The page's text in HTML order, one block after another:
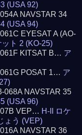
(USA 92)
NAVSTAR 34
(USA 94)
EYESAT A (AO-
ト 2 (KO-25)
KITSAT B… ア
POSAT 1… ア
068A NAVSTAR 35
(USA 96)
VEP… H-II ロケ
ょう (VEP)
NAVSTAR 36